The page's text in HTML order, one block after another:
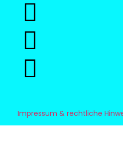
Impressum & rechtliche